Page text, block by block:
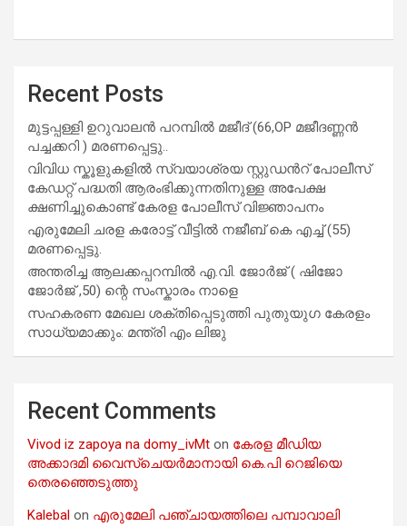
Recent Posts
മുട്ടപ്പള്ളി ഉറുവാലൻ പറമ്പിൽ മജീദ് (66,OP മജീദണ്ണൻ
പച്ചക്കറി ) മരണപ്പെട്ടു..
വിവിധ സ്കൂളുകളില്‍ സ്വയാശ്രയ സ്റ്റുഡന്‍റ് പോലീസ്
കേഡറ്റ് പദ്ധതി ആരംഭിക്കുന്നതിനുള്ള അപേക്ഷ
ക്ഷണിച്ചുകൊണ്ട് കേരള പോലീസ് വിജ്ഞാപനം
എരുമേലി ചരള കരോട്ട് വീട്ടിൽ നജീബ് കെ എച്ച് (55)
മരണപ്പെട്ടു.
അന്തരിച്ച ആ​ല​ക്ക​പ്പ​റമ്പിൽ​ എ.​വി. ജോ​ർ​ജ് ( ഷിജോ
ജോർജ് ,50) ന്റെ സംസ്കാരം നാളെ
സഹകരണ മേഖല ശക്തിപ്പെടുത്തി പുതുയുഗ കേരളം
സാധ്യമാക്കും: മന്ത്രി എം ലിജു
Recent Comments
Vivod iz zapoya na domy_ivMt on കേരള മീഡിയ
അക്കാദമി വൈസ്ചെയർമാനായി കെ.പി റെജിയെ
തെരഞ്ഞെടുത്തു
Kalebal on എരുമേലി പഞ്ചായത്തിലെ പമ്പാവാലി